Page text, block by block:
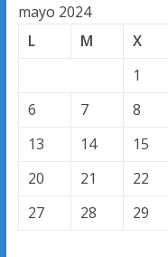
mayo 2024
L
M X
1
6
7 8
13
14 15
20
21 22
27
28 29